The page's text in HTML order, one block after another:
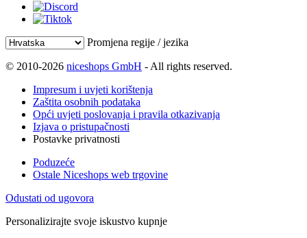
Promjena regije / jezika
© 2010-2026 niceshops GmbH - All rights reserved.
Impresum i uvjeti korištenja
Zaštita osobnih podataka
Opći uvjeti poslovanja i pravila otkazivanja
Izjava o pristupačnosti
Postavke privatnosti
Poduzeće
Ostale Niceshops web trgovine
Odustati od ugovora
Personalizirajte svoje iskustvo kupnje